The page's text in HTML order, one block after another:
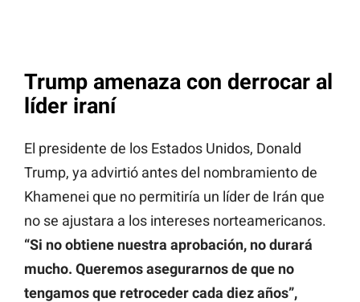
Trump amenaza con derrocar al
líder iraní
El presidente de los Estados Unidos, Donald
Trump, ya advirtió antes del nombramiento de
Khamenei que no permitiría un líder de Irán que
no se ajustara a los intereses norteamericanos.
“Si no obtiene nuestra aprobación, no durará
mucho. Queremos asegurarnos de que no
tengamos que retroceder cada diez años”,